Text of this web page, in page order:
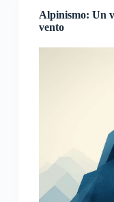
Alpinismo: Un
vento